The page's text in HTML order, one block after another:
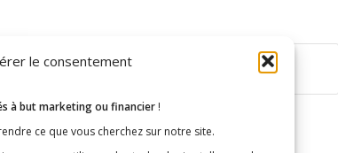
le consentement
à but marketing ou financier !
ce que vous cherchez sur notre site.